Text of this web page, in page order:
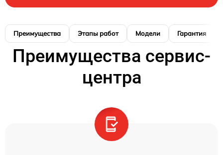
Преимущества Этапы работ Модели Гарантия
Преимущества сервис-
центра